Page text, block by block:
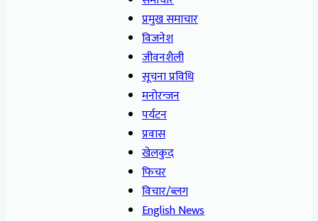
प्रमुख समाचार
विजनेश
जीवनशैली
सूचना प्रविधि
मनोरन्जन
पर्यटन
प्रवास
खेलकुद
फिचर
विचार/ब्लग
English News